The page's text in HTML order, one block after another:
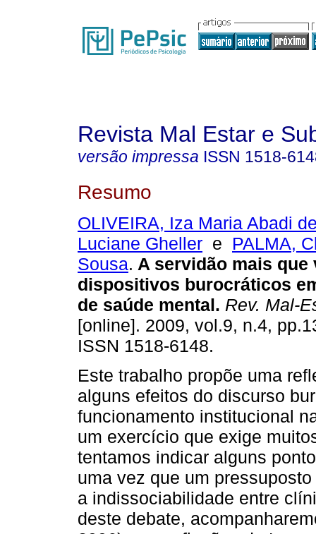
Revista Mal Estar e
versão impressa ISSN 1518-
Resumo
OLIVEIRA, Iza Maria Abadi
Luciane Gheller e PALMA,
Sousa. A servidão mais que
dispositivos burocráticos
de saúde mental. Rev. Mal-
[online]. 2009, vol.9, n.4,
ISSN 1518-6148.
Este trabalho propõe uma
alguns efeitos do discurso
funcionamento institucional
um exercício que exige
tentamos indicar alguns
uma vez que um
a indissociabilidade entre
deste debate,